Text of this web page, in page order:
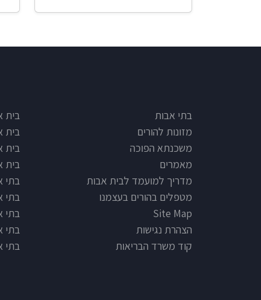
Footer
בתי אבות
מזונות להורים
משכנתא הפוכה
מאמרים
מדריך למועמד לבית אבות
מטפלים בהורים בעצמנו
Site Map
הצהרת נגישות
קוד משרד הבריאות
בית
בית
בית
בית
בתי
בתי
בתי
בתי
בתי